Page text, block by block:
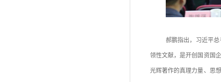
郝鹏指出，习近平
领性文献，是开创国资国
光辉著作的真理力量、思